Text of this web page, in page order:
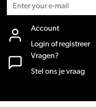
Account
Login of registreer
Vragen?
Stel ons je vraag